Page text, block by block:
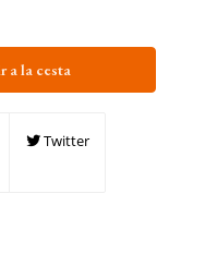
a la cesta
Twitter